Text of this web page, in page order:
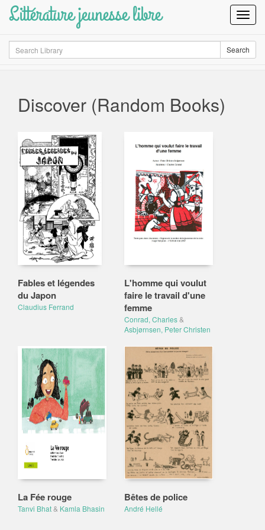
Littérature jeunesse libre
Search Search
Discover (Random Books)
Fables et légendes
du Japon
Claudius Ferrand
L'homme qui voulut
faire le travail d'une
femme
Conrad, Charles&
Asbjørnsen, Peter Christen
La Fée rouge
Tanvi Bhat& Kamla Bhasin
Bêtes de police
André Hellé